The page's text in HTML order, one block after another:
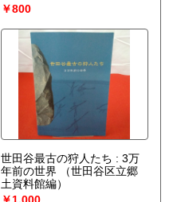
￥800
世田谷最古の狩人たち : 3万
年前の世界
（世田谷区立郷
土資料館編）